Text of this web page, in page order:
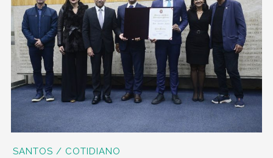
SANTOS / COTIDIANO